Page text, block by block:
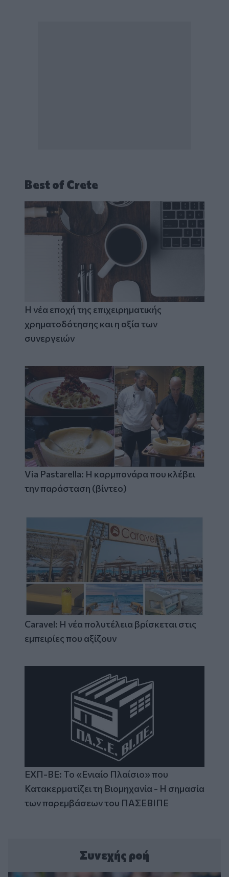
Best of Crete
Η νέα εποχή της επιχειρηματικής
χρηματοδότησης και η αξία των
συνεργειών
Via Pastarella: Η καρμπονάρα που κλέβει
την παράσταση (βίντεο)
Caravel: Η νέα πολυτέλεια βρίσκεται στις
εμπειρίες που αξίζουν
ΕΧΠ-ΒΕ: Το «Ενιαίο Πλαίσιο» που
Κατακερματίζει τη Βιομηχανία - Η σημασία
των παρεμβάσεων του ΠΑΣΕΒΙΠΕ
Συνεχής ροή